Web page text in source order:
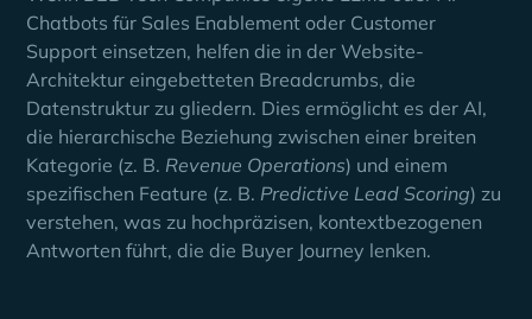
Chatbots für Sales Enablement oder Customer
Support einsetzen, helfen die in der Website-
Architektur eingebetteten Breadcrumbs, die
Datenstruktur zu gliedern. Dies ermöglicht es der AI,
die hierarchische Beziehung zwischen einer breiten
Kategorie (z. B. Revenue Operations) und einem
spezifischen Feature (z. B. Predictive Lead Scoring) zu
verstehen, was zu hochpräzisen, kontextbezogenen
Antworten führt, die die Buyer Journey lenken.